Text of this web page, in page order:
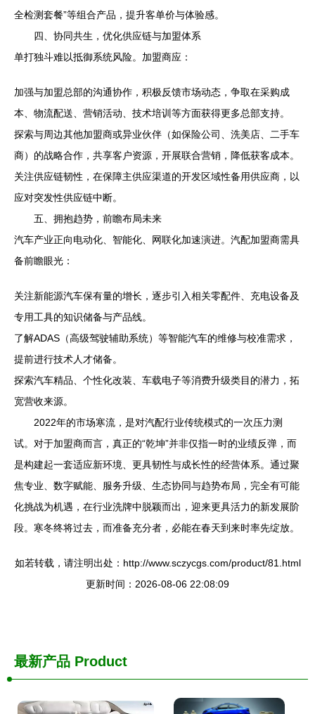
全检测套餐”等组合产品，提升客单价与体验感。
四、协同共生，优化供应链与加盟体系
单打独斗难以抵御系统风险。加盟商应：
加强与加盟总部的沟通协作，积极反馈市场动态，争取在采购成
本、物流配送、营销活动、技术培训等方面获得更多总部支持。
探索与周边其他加盟商或异业伙伴（如保险公司、洗美店、二手车
商）的战略合作，共享客户资源，开展联合营销，降低获客成本。
关注供应链韧性，在保障主供应渠道的开发区域性备用供应商，以
应对突发性供应链中断。
五、拥抱趋势，前瞻布局未来
汽车产业正向电动化、智能化、网联化加速演进。汽配加盟商需具
备前瞻眼光：
关注新能源汽车保有量的增长，逐步引入相关零配件、充电设备及
专用工具的知识储备与产品线。
了解ADAS（高级驾驶辅助系统）等智能汽车的维修与校准需求，
提前进行技术人才储备。
探索汽车精品、个性化改装、车载电子等消费升级类目的潜力，拓
宽营收来源。
2022年的市场寒流，是对汽配行业传统模式的一次压力测
试。对于加盟商而言，真正的“乾坤”并非仅指一时的业绩反弹，而
是构建起一套适应新环境、更具韧性与成长性的经营体系。通过聚
焦专业、数字赋能、服务升级、生态协同与趋势布局，完全有可能
化挑战为机遇，在行业洗牌中脱颖而出，迎来更具活力的新发展阶
段。寒冬终将过去，而准备充分者，必能在春天到来时率先绽放。
如若转载，请注明出处：http://www.sczycgs.com/product/81.html
更新时间：2026-08-06 22:08:09
最新产品 Product